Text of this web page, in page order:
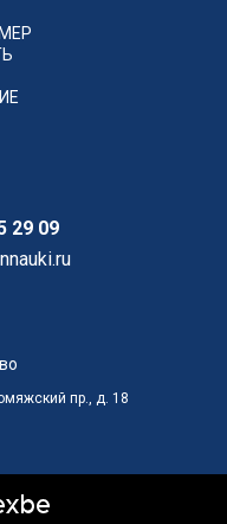
29 09
пр., д. 18